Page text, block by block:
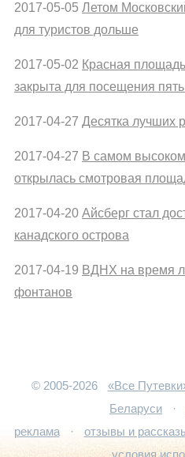
2017-05-05 Летом
для туристов дольше
2017-05-02 Красная
закрыта для посещения
2017-04-27 Десятка лучших
2017-04-27 В самом
открылась смотровая
2017-04-20 Айсберг стал
канадского острова
2017-04-19 ВДНХ на время
фонтанов
© 2005-2026
«Все
Беларуси
·
реклама
· отзывы и